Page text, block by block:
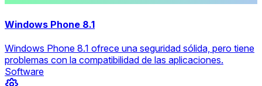
Windows Phone 8.1
Windows Phone 8.1 ofrece una seguridad sólida, pero tiene
problemas con la compatibilidad de las aplicaciones.
Software